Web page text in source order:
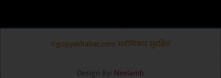
©gopyakhabar.com सर्वाधिकार सुरक्षित
Design By: Neelamb